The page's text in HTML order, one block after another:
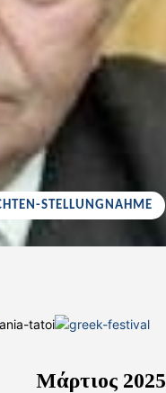
STELLUNGNAHME
Μάρτιος 2025